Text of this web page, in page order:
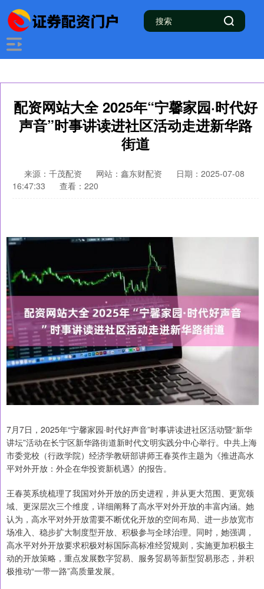
配资网站大全 2025年“宁馨家园·时代好
声音”时事讲读进社区活动走进新华路
街道
来源：千茂配资 网站：鑫东财配资
日期：2025-07-08
16:47:33
查看：220
7月7日，2025年“宁馨家园·时代好声音”时事讲读进社区活动暨“新华
讲坛”活动在长宁区新华路街道新时代文明实践分中心举行。中共上海
市委党校（行政学院）经济学教研部讲师王春英作主题为《推进高水
平对外开放：外企在华投资新机遇》的报告。
王春英系统梳理了我国对外开放的历史进程，并从更大范围、更宽领
域、更深层次三个维度，详细阐释了高水平对外开放的丰富内涵。她
认为，高水平对外开放需要不断优化开放的空间布局、进一步放宽市
场准入、稳步扩大制度型开放、积极参与全球治理。同时，她强调，
高水平对外开放要求积极对标国际高标准经贸规则，实施更加积极主
动的开放策略，重点发展数字贸易、服务贸易等新型贸易形态，并积
极推动“一带一路”高质量发展。